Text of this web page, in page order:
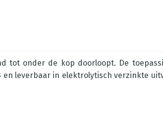
tot onder de kop doorloopt. De
leverbaar in elektrolytisch verzinkte